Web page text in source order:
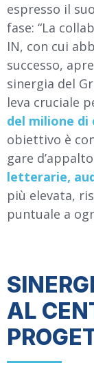
espresso il
fase: “La
IN, con cui
successo,
sinergia del
leva cruciale
del milione
obiettivo è
gare
letterarie,
più elevata,
puntuale a
AL